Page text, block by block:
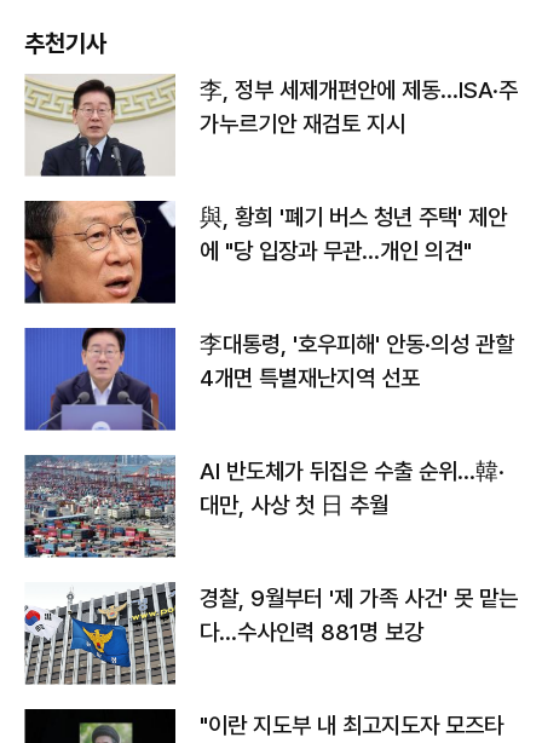
추천기사
李, 정부 세제개편안에 제동…ISA·주
가누르기안 재검토 지시
與, 황희 '폐기 버스 청년 주택' 제안
에 "당 입장과 무관…개인 의견"
李대통령, '호우피해' 안동·의성 관할
4개면 특별재난지역 선포
AI 반도체가 뒤집은 수출 순위…韓·
대만, 사상 첫 日 추월
경찰, 9월부터 '제 가족 사건' 못 맡는
다…수사인력 881명 보강
"이란 지도부 내 최고지도자 모즈타